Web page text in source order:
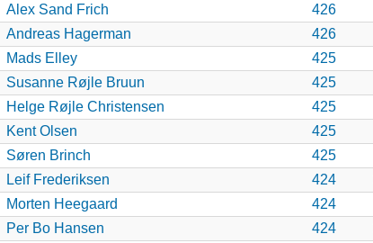
Alex Sand Frich 426
Andreas Hagerman
426
Mads Elley 425
Susanne Røjle Bruun
425
Helge Røjle Christensen
425
Kent Olsen
425
Søren Brinch
425
Leif Frederiksen 424
Morten Heegaard 424
Per Bo Hansen 424